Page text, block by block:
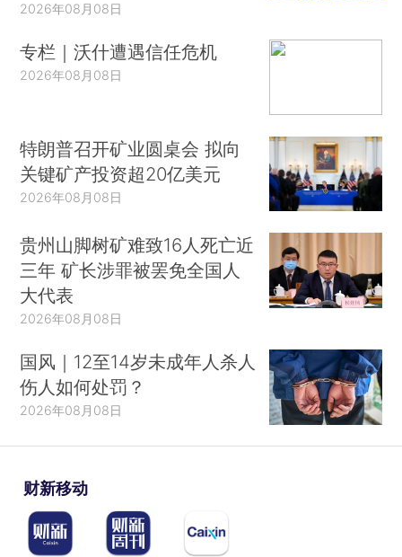
2026年08月08日
专栏｜沃什遭遇信任危机
2026年08月08日
特朗普召开矿业圆桌会 拟向
关键矿产投资超20亿美元
2026年08月08日
贵州山脚树矿难致16人死亡近
三年 矿长涉罪被罢免全国人
大代表
2026年08月08日
国风｜12至14岁未成年人杀人
伤人如何处罚？
2026年08月08日
财新移动